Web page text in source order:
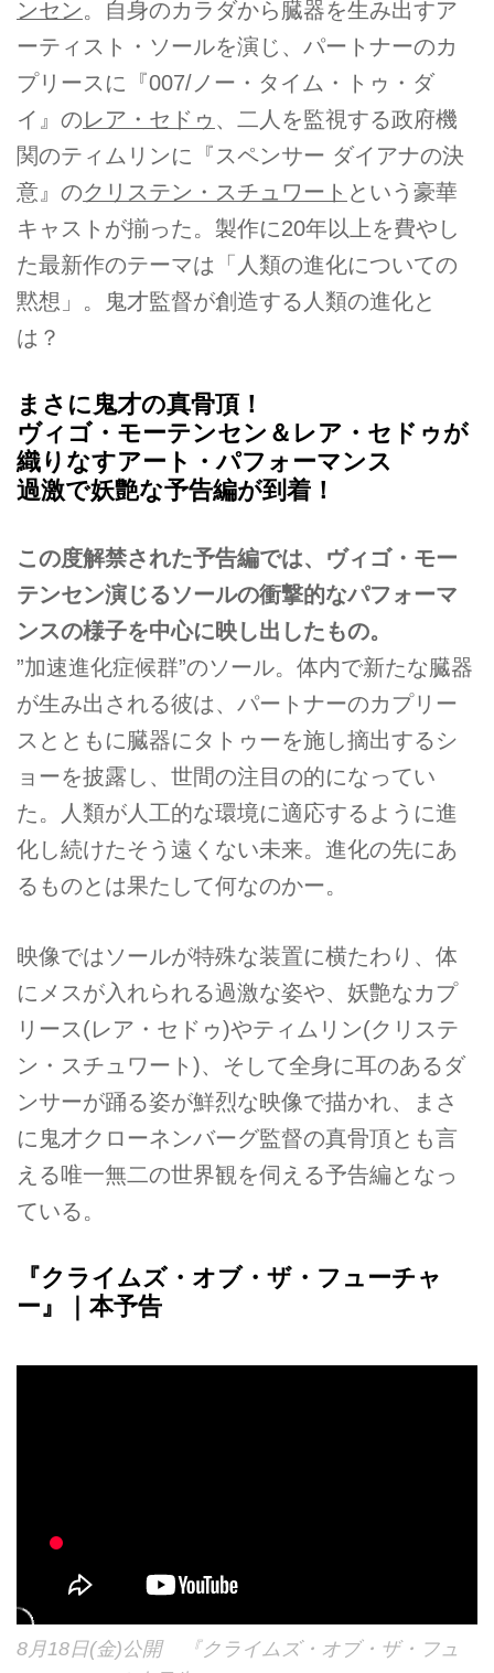
ンセン。自身のカラダから臓器を生み出すア
ーティスト・ソールを演じ、パートナーのカ
プリースに『007/ノー・タイム・トゥ・ダ
イ』のレア・セドゥ 、二人を監視する政府機
関のティムリンに『スペンサー ダイアナの決
意』のクリステン・スチュワート という豪華
キャストが揃った。製作に20年以上を費やし
た最新作のテーマは「人類の進化についての
黙想」。鬼才監督が創造する人類の進化と
は？
まさに鬼才の真骨頂！
ヴィゴ・モーテンセン＆レア・セドゥが
織りなすアート・パフォーマンス
過激で妖艶な予告編が到着！
この度解禁された予告編では、ヴィゴ・モー
テンセン演じるソールの衝撃的なパフォーマ
ンスの様子を中心に映し出したもの。
”加速進化症候群”のソール。体内で新たな臓器
が生み出される彼は、パートナーのカプリー
スとともに臓器にタトゥーを施し摘出するシ
ョーを披露し、世間の注目の的になってい
た。人類が人工的な環境に適応するように進
化し続けたそう遠くない未来。進化の先にあ
るものとは果たして何なのかー。
映像ではソールが特殊な装置に横たわり、体
にメスが入れられる過激な姿や、妖艶なカプ
リース(レア・セドゥ)やティムリン(クリステ
ン・スチュワート)、そして全身に耳のあるダ
ンサーが踊る姿が鮮烈な映像で描かれ、まさ
に鬼才クローネンバーグ監督の真骨頂とも言
える唯一無二の世界観を伺える予告編となっ
ている。
『クライムズ・オブ・ザ・フューチャ
ー』｜本予告
8月18日(金)公開 『クライムズ・オブ・ザ・フュ